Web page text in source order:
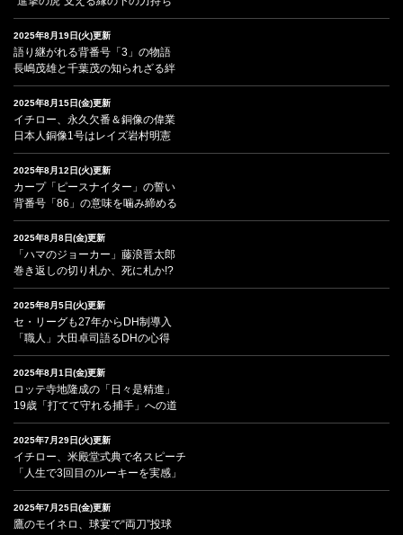
2025年8月19日(火)更新
語り継がれる背番号「3」の物語
長嶋茂雄と千葉茂の知られざる絆
2025年8月15日(金)更新
イチロー、永久欠番＆銅像の偉業
日本人銅像1号はレイズ岩村明憲
2025年8月12日(火)更新
カープ「ピースナイター」の誓い
背番号「86」の意味を噛み締める
2025年8月8日(金)更新
「ハマのジョーカー」藤浪晋太郎
巻き返しの切り札か、死に札か!?
2025年8月5日(火)更新
セ・リーグも27年からDH制導入
「職人」大田卓司語るDHの心得
2025年8月1日(金)更新
ロッテ寺地隆成の「日々是精進」
19歳「打てて守れる捕手」への道
2025年7月29日(火)更新
イチロー、米殿堂式典で名スピーチ
「人生で3回目のルーキーを実感」
2025年7月25日(金)更新
鷹のモイネロ、球宴で“両刀”投球